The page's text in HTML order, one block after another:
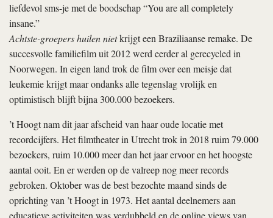
liefdevol sms-je met de boodschap “You are all completely
insane.”
Achtste-groepers huilen nietkrijgt een Braziliaanse remake. De
succesvolle familiefilm uit 2012 werd eerder al gerecycled in
Noorwegen. In eigen land trok de film over een meisje dat
leukemie krijgt maar ondanks alle tegenslag vrolijk en
optimistisch blijft bijna 300.000 bezoekers.
’t Hoogt nam dit jaar afscheid van haar oude locatie met
recordcijfers. Het filmtheater in Utrecht trok in 2018 ruim 79.000
bezoekers, ruim 10.000 meer dan het jaar ervoor en het hoogste
aantal ooit. En er werden op de valreep nog meer records
gebroken. Oktober was de best bezochte maand sinds de
oprichting van ’t Hoogt in 1973. Het aantal deelnemers aan